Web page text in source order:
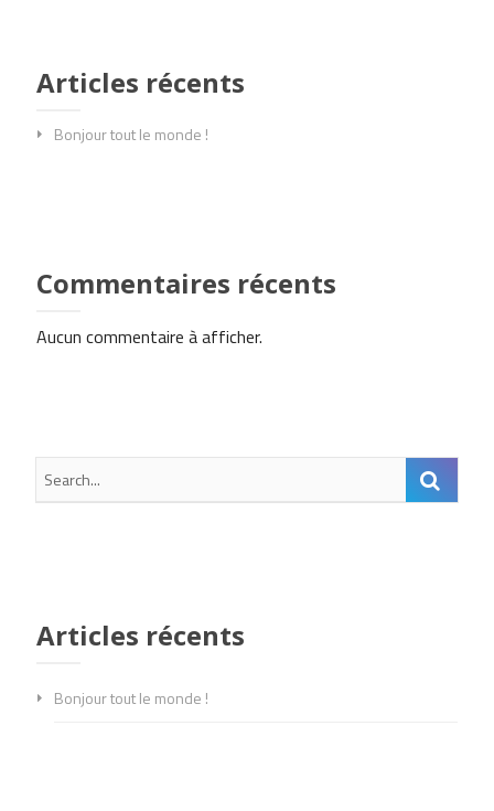
Articles récents
Bonjour tout le monde !
Commentaires récents
Aucun commentaire à afficher.
Articles récents
Bonjour tout le monde !